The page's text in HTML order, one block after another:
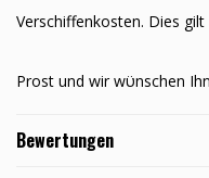
Verschiffenkosten. Dies
Prost und wir wϋnschen
Bewertungen